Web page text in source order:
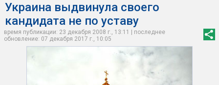
Украина выдвинула своего
кандидата не по уставу
время публикации: 23 декабря 2008 г., 13:11 | последнее
обновление: 07 декабря 2017 г., 10:05